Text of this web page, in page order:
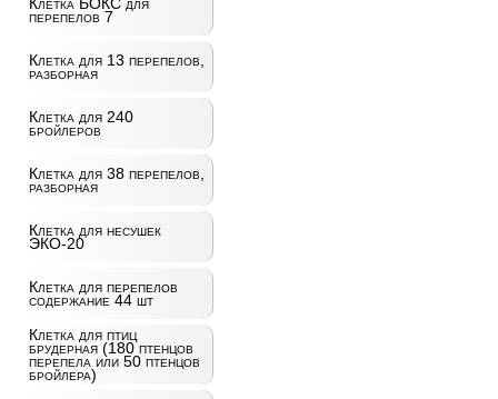
перепелов 7
Клетка для 13 перепелов,
разборная
Клетка для 240
бройлеров
Клетка для 38 перепелов,
разборная
Клетка для несушек
ЭКО-20
Клетка для перепелов
содержание 44 шт
Клетка для птиц
брудерная (180 птенцов
перепела или 50 птенцов
бройлера)